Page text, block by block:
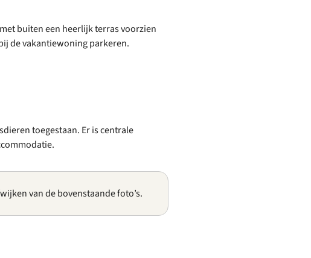
buiten een heerlijk terras voorzien
de vakantiewoning parkeren.
toegestaan. Er is centrale
van de bovenstaande foto’s.